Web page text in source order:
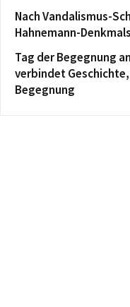
Nach Vandalismus-
Hahnemann-
Tag der Begegnung
verbindet
Begegnung